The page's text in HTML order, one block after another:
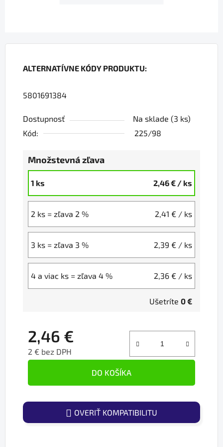
ALTERNATÍVNE KÓDY PRODUKTU:
5801691384
Dostupnosť Na sklade (3 ks)
Kód:
225/98
Množstevná zľava
1 ks 2,46 € / ks
2 ks = zľava 2 % 2,41 € / ks
3 ks = zľava 3 % 2,39 € / ks
4 a viac ks = zľava 4 % 2,36 € / ks
Ušetríte 0 €
2,46 €
2 € bez DPH
DO KOŠÍKA
OVERIŤ KOMPATIBILITU